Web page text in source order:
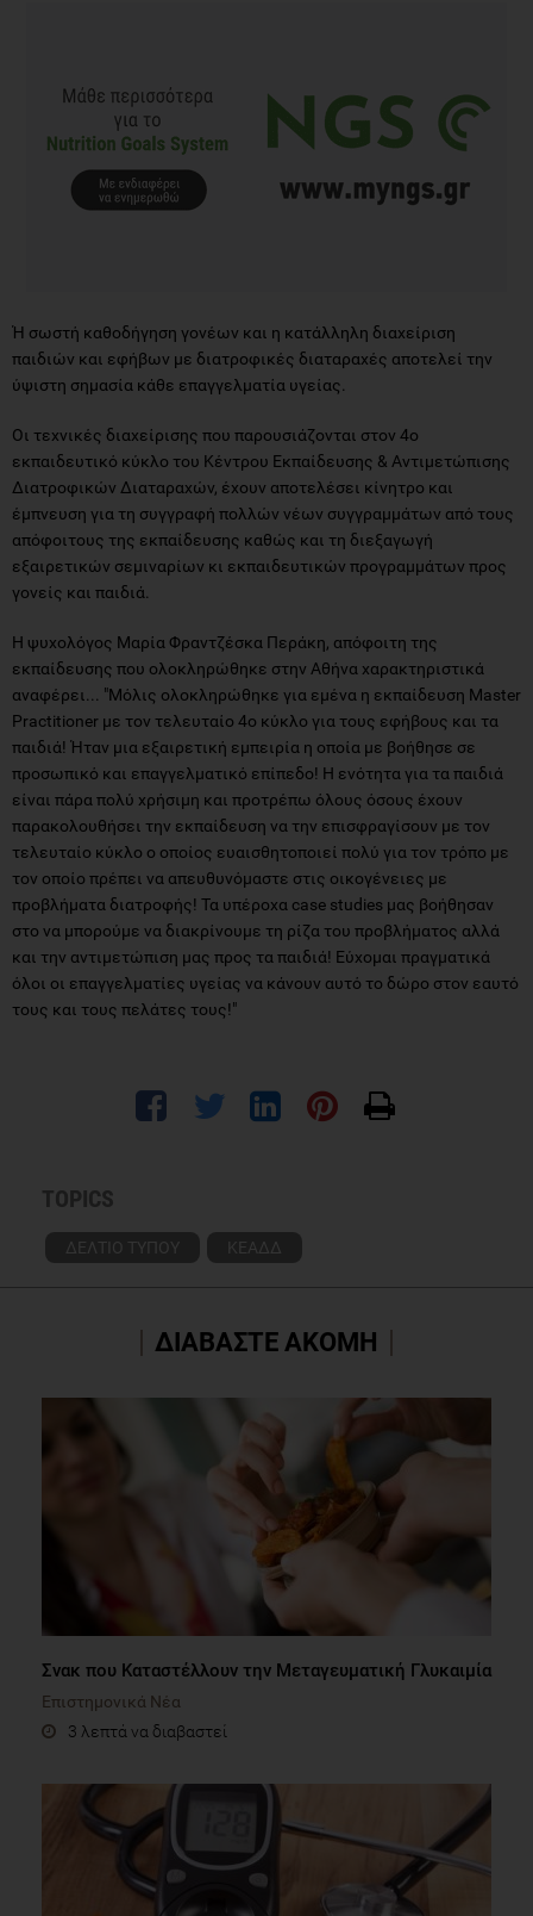
Ή σωστή καθοδήγηση γονέων και η κατάλληλη διαχείριση
παιδιών και εφήβων με διατροφικές διαταραχές αποτελεί την
ύψιστη σημασία κάθε επαγγελματία υγείας.
Οι τεχνικές διαχείρισης που παρουσιάζονται στον 4ο
εκπαιδευτικό κύκλο του Κέντρου Εκπαίδευσης & Αντιμετώπισης
Διατροφικών Διαταραχών, έχουν αποτελέσει κίνητρο και
έμπνευση για τη συγγραφή πολλών νέων συγγραμμάτων από τους
απόφοιτους της εκπαίδευσης καθώς και τη διεξαγωγή
εξαιρετικών σεμιναρίων κι εκπαιδευτικών προγραμμάτων προς
γονείς και παιδιά.
Η ψυχολόγος Μαρία Φραντζέσκα Περάκη, απόφοιτη της
εκπαίδευσης που ολοκληρώθηκε στην Αθήνα χαρακτηριστικά
αναφέρει... "Μόλις ολοκληρώθηκε για εμένα η εκπαίδευση Master
Practitioner με τον τελευταίο 4ο κύκλο για τους εφήβους και τα
παιδιά! Ήταν μια εξαιρετική εμπειρία η οποία με βοήθησε σε
προσωπικό και επαγγελματικό επίπεδο! Η ενότητα για τα παιδιά
είναι πάρα πολύ χρήσιμη και προτρέπω όλους όσους έχουν
παρακολουθήσει την εκπαίδευση να την επισφραγίσουν με τον
τελευταίο κύκλο ο οποίος ευαισθητοποιεί πολύ για τον τρόπο με
τον οποίο πρέπει να απευθυνόμαστε στις οικογένειες με
προβλήματα διατροφής! Τα υπέροχα case studies μας βοήθησαν
στο να μπορούμε να διακρίνουμε τη ρίζα του προβλήματος αλλά
και την αντιμετώπιση μας προς τα παιδιά! Εύχομαι πραγματικά
όλοι οι επαγγελματίες υγείας να κάνουν αυτό το δώρο στον εαυτό
τους και τους πελάτες τους!"
TOPICS
ΔΕΛΤΙΟ ΤΥΠΟΥ ΚΕΑΔΔ
ΔΙΑΒΑΣΤΕ ΑΚΟΜΗ
Σνακ που Καταστέλλουν την Μεταγευματική Γλυκαιμία
Επιστημονικά Νέα
3 λεπτά να διαβαστεί